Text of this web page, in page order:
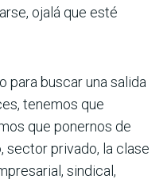
ojalá que esté
para buscar una salida
tenemos que
que ponernos de
sector privado, la clase
sindical,